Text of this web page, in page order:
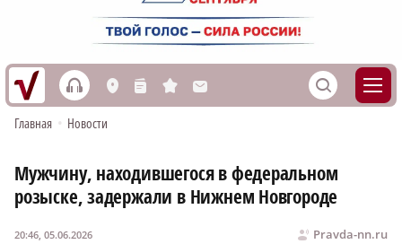
h L n s M S
Главная • Новости
Мужчину, находившегося в федеральном
розыске, задержали в Нижнем Новгороде
Pravda-nn.ru
20:46, 05.06.2026